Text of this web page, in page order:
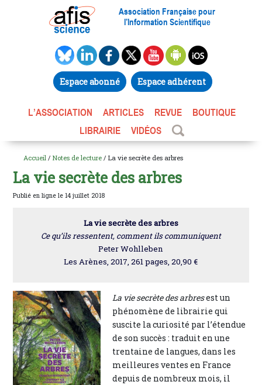
Association Française pour
l’Information Scientifique
Espace abonné Espace adhérent
L’ASSOCIATION ARTICLES REVUE
BOUTIQUE
LIBRAIRIE
VIDÉOS
Accueil / Notes de lecture / La vie secrète des arbres
La vie secrète des arbres
Publié en ligne le 14 juillet 2018
La vie secrète des arbres
Ce qu’ils ressentent, comment ils communiquent
Peter Wohlleben
Les Arènes, 2017, 261 pages, 20,90 €
La vie secrète des arbresest un
phénomène de librairie qui
suscite la curiosité par l’étendue
de son succès : traduit en une
trentaine de langues, dans les
meilleures ventes en France
depuis de nombreux mois, il